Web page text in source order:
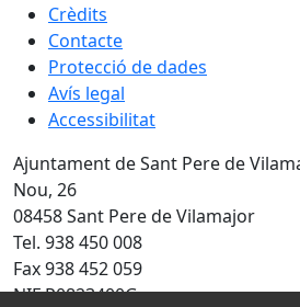
Crèdits
Contacte
Protecció de dades
Avís legal
Accessibilitat
Ajuntament de Sant Pere de
Nou, 26
08458 Sant Pere de Vilamajor
Tel. 938 450 008
Fax 938 452 059
NIF P0823400G